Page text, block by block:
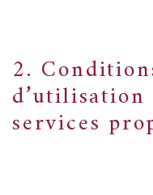
2.
services